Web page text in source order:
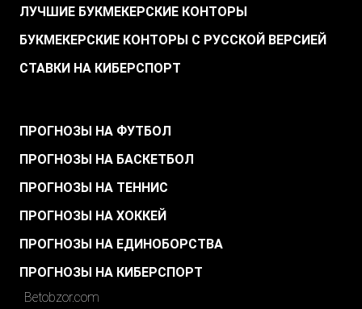
ЛУЧШИЕ БУКМЕКЕРСКИЕ КОНТОРЫ
БУКМЕКЕРСКИЕ КОНТОРЫ С РУССКОЙ ВЕРСИЕЙ
СТАВКИ НА КИБЕРСПОРТ
ПРОГНОЗЫ НА ФУТБОЛ
ПРОГНОЗЫ НА БАСКЕТБОЛ
ПРОГНОЗЫ НА ТЕННИС
ПРОГНОЗЫ НА ХОККЕЙ
ПРОГНОЗЫ НА ЕДИНОБОРСТВА
ПРОГНОЗЫ НА КИБЕРСПОРТ
Betobzor.com